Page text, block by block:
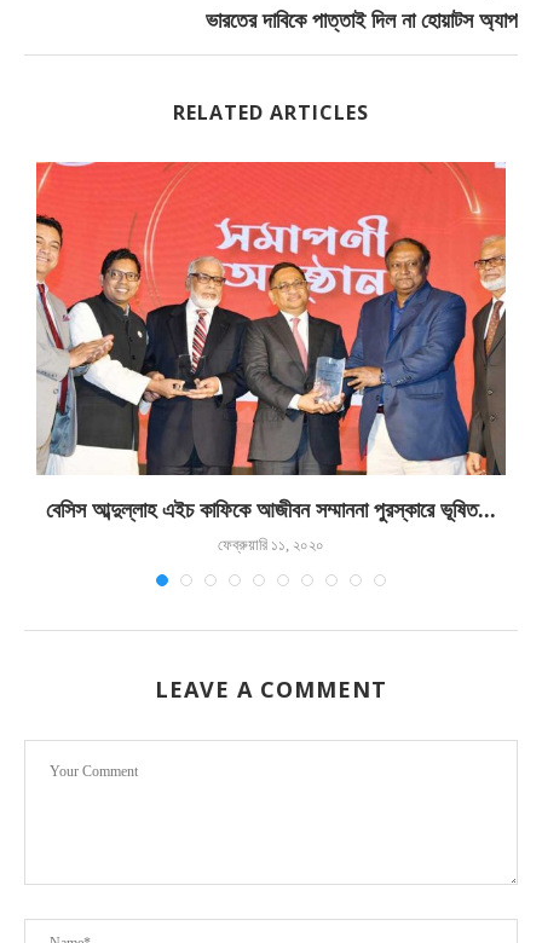
ভারতের দাবিকে পাত্তাই দিল না হোয়াটস অ্যাপ
RELATED ARTICLES
বেসিস আব্দুল্লাহ এইচ কাফিকে আজীবন সম্মাননা পুরস্কারে ভূষিত...
ফেব্রুয়ারি ১১, ২০২০
LEAVE A COMMENT